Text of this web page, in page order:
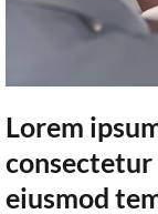
Lorem
consectetur
eiusmod